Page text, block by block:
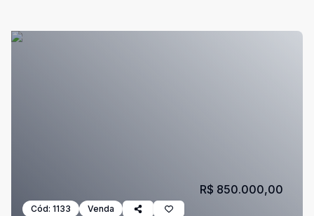
Cód: 1133 Venda
R$ 850.000,00